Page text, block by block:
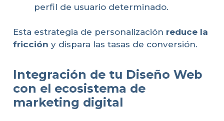
perfil de usuario determinado.
Esta estrategia de personalización reduce la
fricción y dispara las tasas de conversión.
Integración de tu Diseño Web
con el ecosistema de
marketing digital